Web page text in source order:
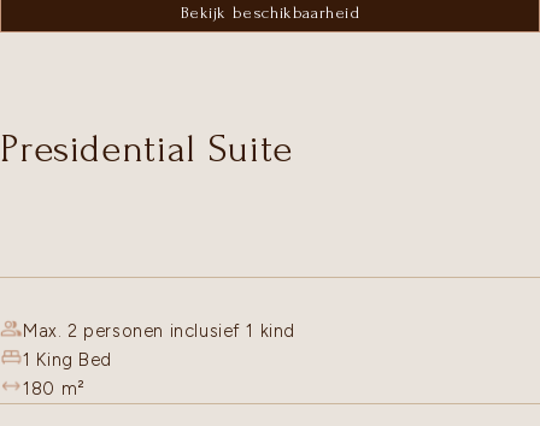
Bekijk beschikbaarheid
Presidential Suite
Max. 2 personen inclusief 1 kind
1 King Bed
180 m²